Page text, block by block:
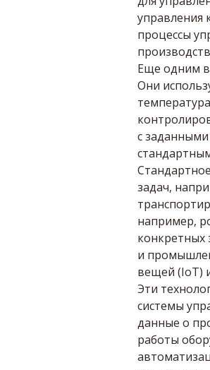
управления
процессы
Еще одним
Они
с
задач,
например,
конкретных
и
вещей (IoT)
Эти
системы
данные о
работы